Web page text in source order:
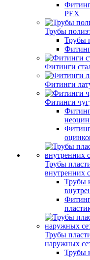
PEX
Трубы
Трубы
Фитинги
Фитинги
Фитинги
Трубы
внутренних
Трубы
Трубы
наружных
Трубы